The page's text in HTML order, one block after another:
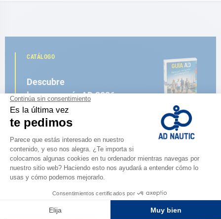
CATÁLOGO
Descubre
la nueva guía AD 2026
NAVEGAR POR EL CATÁLOGO
ESPACIO FIDELIDAD
¿Eres apasionado?